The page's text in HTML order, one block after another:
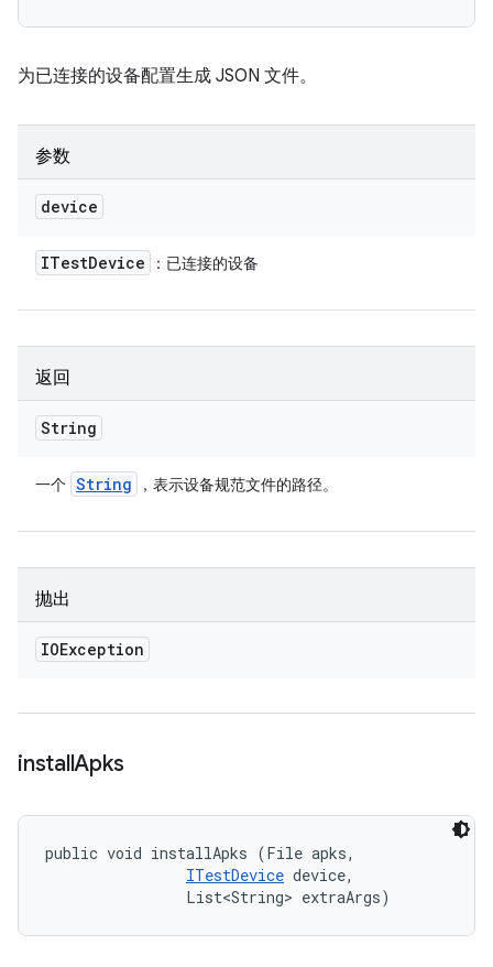
为已连接的设备配置生成 JSON 文件。
参数
device
ITestDevice ：已连接的设备
返回
String
一个 String ，表示设备规范文件的路径。
抛出
IOException
installApks
public void installApks (File apks,
ITestDevice device,
                List<String> extraArgs)